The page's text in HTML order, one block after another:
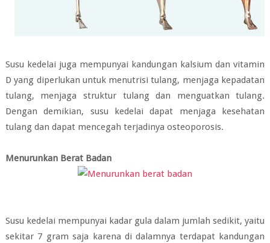
Susu kedelai juga mempunyai kandungan kalsium dan vitamin
D yang diperlukan untuk menutrisi tulang, menjaga kepadatan
tulang, menjaga struktur tulang dan menguatkan tulang.
Dengan demikian, susu kedelai dapat menjaga kesehatan
tulang dan dapat mencegah terjadinya osteoporosis.
Menurunkan Berat Badan
Susu kedelai mempunyai kadar gula dalam jumlah sedikit, yaitu
sekitar 7 gram saja karena di dalamnya terdapat kandungan